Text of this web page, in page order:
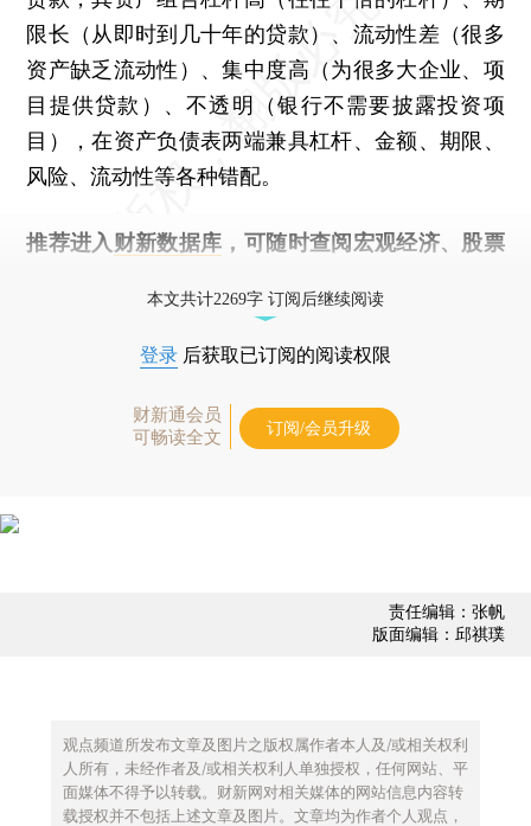
限长（从即时到几十年的贷款）、流动性差（很多
资产缺乏流动性）、集中度高（为很多大企业、项
目提供贷款）、不透明（银行不需要披露投资项
目），在资产负债表两端兼具杠杆、金额、期限、
风险、流动性等各种错配。
推荐进入 财新数据库 ，可随时查阅宏观经济、股票
本文共计2269字 订阅后继续阅读
登录 后获取已订阅的阅读权限
财新通会员
可畅读全文
订阅/会员升级
责任编辑：张帆
版面编辑：邱祺璞
观点频道所发布文章及图片之版权属作者本人及/或相关权利
人所有，未经作者及/或相关权利人单独授权，任何网站、平
面媒体不得予以转载。财新网对相关媒体的网站信息内容转
载授权并不包括上述文章及图片。文章均为作者个人观点，